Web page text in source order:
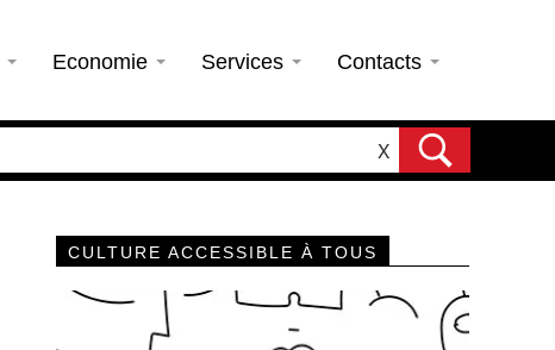
Economie Services Contacts
X
CULTURE ACCESSIBLE À TOUS